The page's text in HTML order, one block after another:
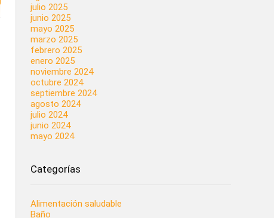
julio 2025
junio 2025
mayo 2025
marzo 2025
febrero 2025
enero 2025
noviembre 2024
octubre 2024
septiembre 2024
agosto 2024
julio 2024
junio 2024
mayo 2024
Categorías
Alimentación saludable
Baño